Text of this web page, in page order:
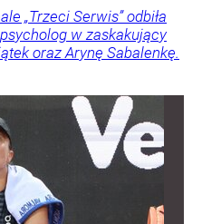
„Trzeci Serwis” odbiła
w zaskakujący
oraz Arynę Sabalenkę.